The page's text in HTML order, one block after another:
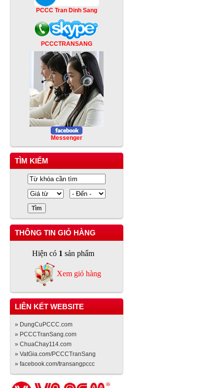
PCCC Tran Dinh Sang
PCCCTRANSANG
Messenger
TÌM KIẾM
THÔNG TIN GIỎ HÀNG
Hiện có 1 sản phẩm
Xem giỏ hàng
LIÊN KẾT WEBSITE
» DungCuPCCC.com
» PCCCTranSang.com
» ChuaChay114.com
» VatGia.com/PCCCTranSang
» facebook.com/transangpccc